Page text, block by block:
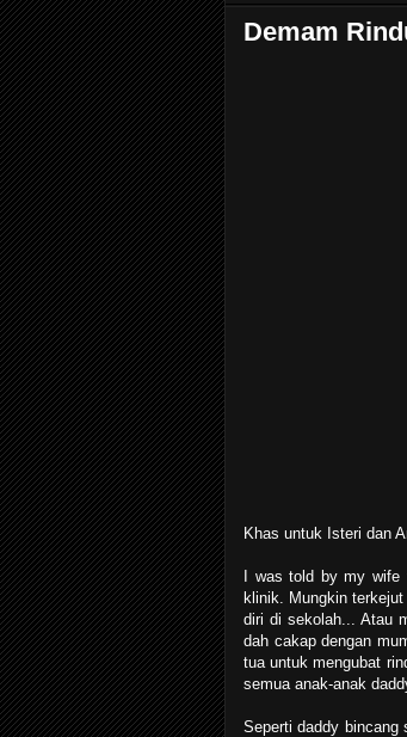
Demam
Khas untuk Isteri dan
I was told by my
klinik. Mungkin
diri di sekolah... Atau
dah cakap dengan
tua untuk mengubat
semua anak-anak
Seperti daddy bincang